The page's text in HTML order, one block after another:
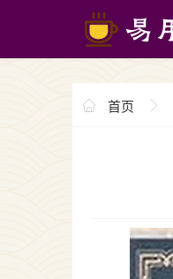
首页